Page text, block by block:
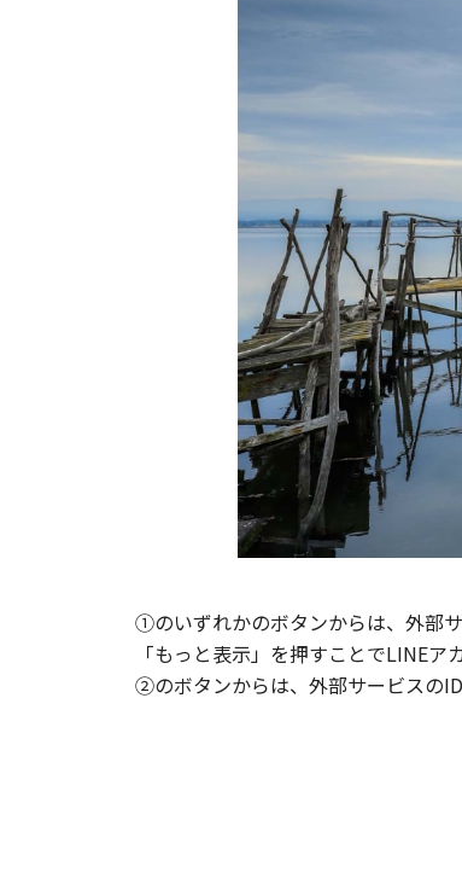
①のいずれかのボタンからは、外部
「もっと表示」を押すことでLINEア
②のボタンからは、外部サービスの